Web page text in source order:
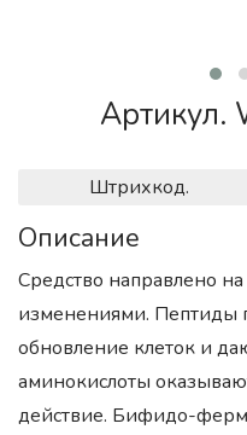
Артикул.
Штрихкод.
Описание
Средство направлено
изменениями. Пептиды
обновление клеток и
аминокислоты
действие. Бифидо-